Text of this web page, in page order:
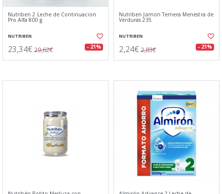
Nutriben 2 Leche de Continuacion
Pro Alfa 800 g
NUTRIBEN
23,34€ 29,62€ - 21%
Nutriben Jamon Ternera Menestra de
Verduras 235
NUTRIBEN
2,24€ 2,83€ - 21%